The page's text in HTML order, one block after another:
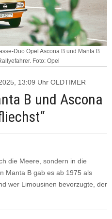
Duo Opel Ascona B und Manta B
Foto: Opel
13:09 Uhr OLDTIMER
B und Ascona
die Meere, sondern in die
Manta B gab es ab 1975 als
wer Limousinen bevorzugte, der